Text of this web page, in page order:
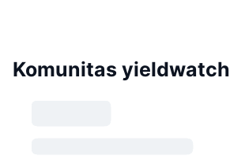
Komunitas yieldwatch